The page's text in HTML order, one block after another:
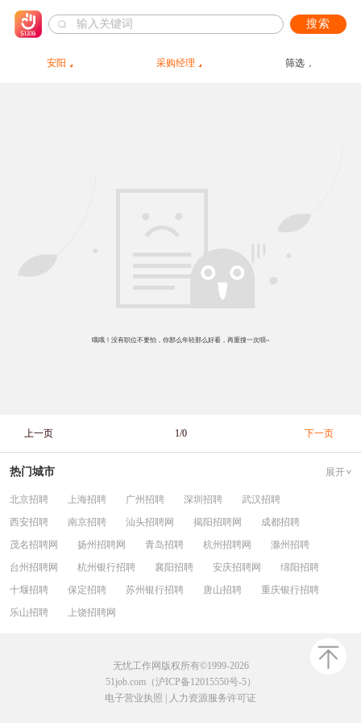
搜索
安阳 采购经理 筛选
哦哦！没有职位不要怕，你那么年轻那么好看，再重搜一次呗~
上一页 1/0 下一页
热门城市 展开
北京招聘 上海招聘 广州招聘 深圳招聘
武汉招聘
西安招聘
南京招聘 汕头招聘网 揭阳招聘网
成都招聘
茂名招聘网
扬州招聘网 青岛招聘 杭州招聘网
滁州招聘
台州招聘网
杭州银行招聘 襄阳招聘 安庆招聘网
绵阳招聘
十堰招聘
保定招聘 苏州银行招聘 唐山招聘
重庆银行招聘
乐山招聘
上饶招聘网
无忧工作网版权所有©1999-2026
51job.com（沪ICP备12015550号-5）
电子营业执照
人力资源服务许可证